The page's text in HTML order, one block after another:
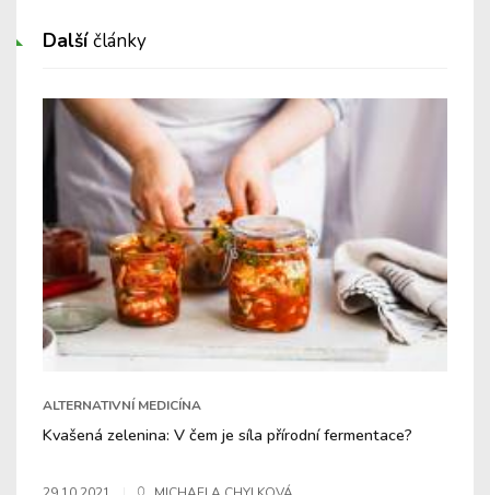
Dalšíčlánky
ALTERNATIVNÍ MEDICÍNA
Kvašená zelenina: V čem je síla přírodní fermentace?